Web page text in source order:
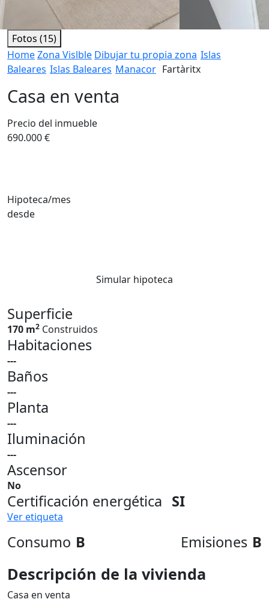
Fotos (15)
HomeZona Vislble Dibujar tu propia zona Islas
Baleares Islas Baleares Manacor Fartàritx
Casa en venta
Precio del inmueble
690.000 €
Hipoteca/mes
desde
Simular hipoteca
Superficie
170 m2 Construidos
Habitaciones
---
Baños
---
Planta
---
Iluminación
---
Ascensor
No
Certificación energética SI
Ver etiqueta
Consumo B Emisiones B
Descripción de la vivienda
Casa en venta